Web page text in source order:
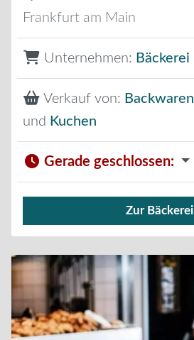
Frankfurt am Main
Unternehmen: Bäckerei
Verkauf von: Backwaren
und Kuchen
Gerade geschlossen:
Verkauf von Brötchen,
Zur Bäckerei